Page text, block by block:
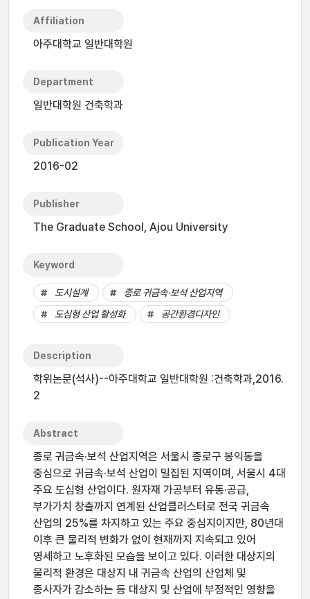
Affiliation
아주대학교 일반대학원
Department
일반대학원 건축학과
Publication Year
2016-02
Publisher
The Graduate School, Ajou University
Keyword
도시설계
종로 귀금속·보석 산업지역
도심형 산업 활성화
공간환경디자인
Description
학위논문(석사)--아주대학교 일반대학원 :건축학과,2016.
2
Abstract
종로 귀금속·보석 산업지역은 서울시 종로구 봉익동을
중심으로 귀금속·보석 산업이 밀집된 지역이며, 서울시 4대
주요 도심형 산업이다. 원자재 가공부터 유통·공급,
부가가치 창출까지 연계된 산업클러스터로 전국 귀금속
산업의 25%를 차지하고 있는 주요 중심지이지만, 80년대
이후 큰 물리적 변화가 없이 현재까지 지속되고 있어
영세하고 노후화된 모습을 보이고 있다. 이러한 대상지의
물리적 환경은 대상지 내 귀금속 산업의 산업체 및
종사자가 감소하는 등 대상지 및 산업에 부정적인 영향을